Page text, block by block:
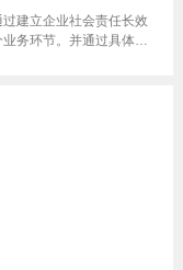
建立企业社会责任长效
务环节。并通过具体实